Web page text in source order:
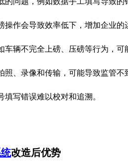
操作会导致效率低下，增加企业的
车辆不完全上磅、压磅等行为，可
照、录像和传输，可能导致监管不
填写错误难以校对和追溯。
改造后优势